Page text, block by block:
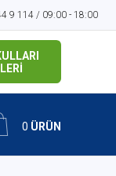
9 114 / 09:00 - 18:00
0 ÜRÜN